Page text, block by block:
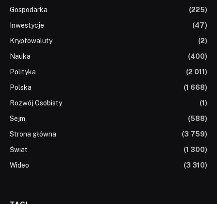
Gospodarka
(225)
Inwestycje
(47)
Kryptowaluty
(2)
Nauka
(400)
Polityka
(2 011)
Polska
(1 668)
Rozwój Osobisty
(1)
Sejm
(588)
Strona główna
(3 759)
Świat
(1 300)
Wideo
(3 310)